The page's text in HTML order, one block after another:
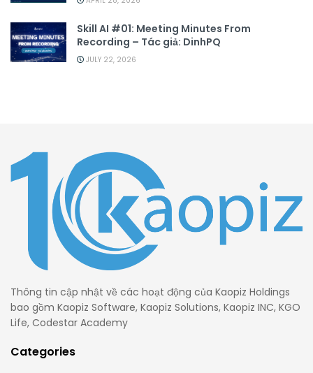
Skill AI #01: Meeting Minutes From
Recording – Tác giả: DinhPQ
JULY 22, 2026
Thông tin cập nhật về các hoạt động của Kaopiz Holdings
bao gồm Kaopiz Software, Kaopiz Solutions, Kaopiz INC, KGO
Life, Codestar Academy
Categories